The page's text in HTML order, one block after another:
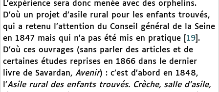
L’expérience sera donc menée avec des orphelins.
D’où un projet d’asile rural pour les enfants trouvés,
qui a retenu l’attention du Conseil général de la Seine
en 1847 mais qui n’a pas été mis en pratique
19 .
D’où ces ouvrages (sans parler des articles et de
certaines études reprises en 1866 dans le dernier
livre de Savardan, Avenir) : c’est d’abord en 1848,
l’Asile rural des enfants trouvés. Crèche, salle d’asile,